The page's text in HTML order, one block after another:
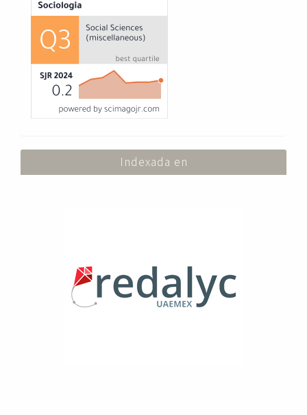
Indexada en